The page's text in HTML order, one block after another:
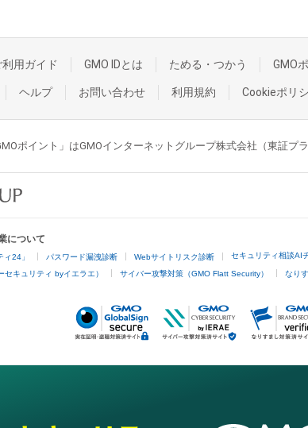
利用ガイド GMO IDとは ためる・つかう GMO
ヘルプ お問い合わせ 利用規約 Cookieポリ
ポイント」はGMOインターネットグループ株式会社（東証プ
について
24」 パスワード漏洩診断 Webサイトリスク診断 セキュリティ相談AI
キュリティ byイエラエ） サイバー攻撃対策（GMO Flatt Security） なり